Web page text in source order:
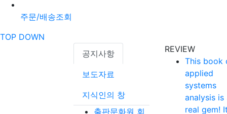
주문/배송조회
TOP DOWN
공지사항
보도자료
지식인의 창
출판문화원 회
REVIEW
This book
applied
systems
analysis is
real gem!